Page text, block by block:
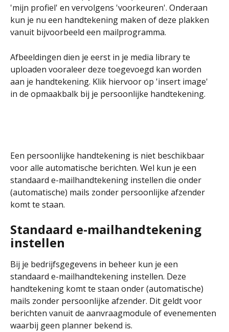
'mijn profiel' en vervolgens 'voorkeuren'. Onderaan
kun je nu een handtekening maken of deze plakken
vanuit bijvoorbeeld een mailprogramma.
Afbeeldingen dien je eerst in je media library te
uploaden vooraleer deze toegevoegd kan worden
aan je handtekening. Klik hiervoor op 'insert image'
in de opmaakbalk bij je persoonlijke handtekening.
Een persoonlijke handtekening is niet beschikbaar
voor alle automatische berichten. Wel kun je een
standaard e-mailhandtekening instellen die onder
(automatische) mails zonder persoonlijke afzender
komt te staan.
Standaard e-mailhandtekening
instellen
Bij je bedrijfsgegevens in beheer kun je een
standaard e-mailhandtekening instellen. Deze
handtekening komt te staan onder (automatische)
mails zonder persoonlijke afzender. Dit geldt voor
berichten vanuit de aanvraagmodule of evenementen
waarbij geen planner bekend is.